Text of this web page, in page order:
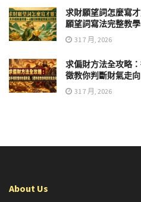
求財願望詞怎麼寫
願望詞寫法完整教學
31 7 月, 2026
求偏財方法全攻略
徵教你判斷財氣走向
31 7 月, 2026
About Us